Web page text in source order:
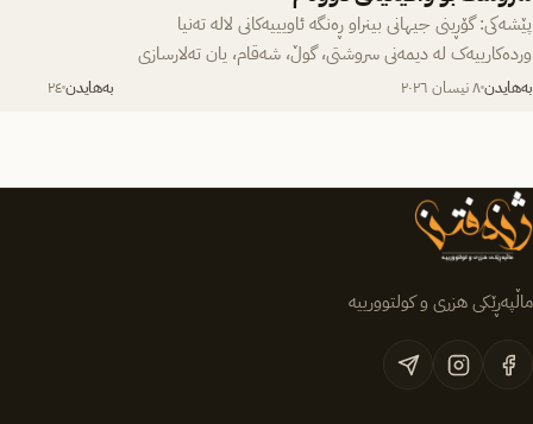
پێشەکی: گۆڕینی جیهانی بینراو ڕەنگە ئاویییەکانی لالە تەنیا
وردەکارییەک لە دیمەنی سروشتی، گوڵ، شەقام، یان تەلارسازی
پێشکەش ناکەن؛ بەڵکو ئەزموونێک…
بەهایدن٨ نیسان ٢٠٢٦ بەهایدن٢٤ شوبات ٢٠٢٦
ماڵپەڕێکی هزری و کولتوورییە